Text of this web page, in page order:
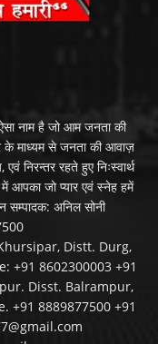
नाम है जो आम जनता की
के माध्यम से जनता की आवाज़
एवं निरन्तर रहते हुए निःस्वार्थ
आपका जो प्यार एवं स्नेह हमें
सम्पादक: अनिल सोनी
Distt. Durg,
+91 8602300003 +91
Disst. Balrampur,
+91 8889877500 +91